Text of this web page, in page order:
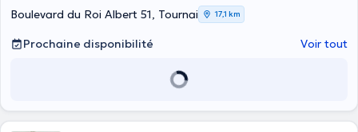
Boulevard du Roi Albert 51, Tournai 17,1 km
Prochaine disponibilité Voir tout